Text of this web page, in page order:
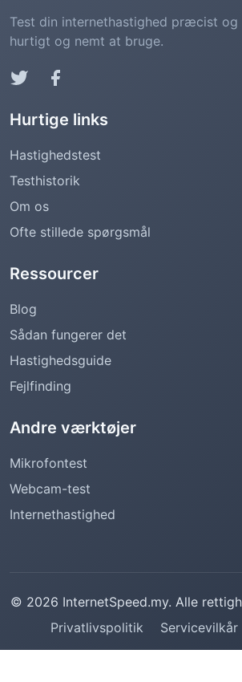
Test din internethastighed præcist og
hurtigt og nemt at bruge.
Hurtige links
Hastighedstest
Testhistorik
Om os
Ofte stillede spørgsmål
Ressourcer
Blog
Sådan fungerer det
Hastighedsguide
Fejlfinding
Andre værktøjer
Mikrofontest
Webcam-test
Internethastighed
© 2026 InternetSpeed.my. Alle
Privatlivspolitik
Servicevilkår